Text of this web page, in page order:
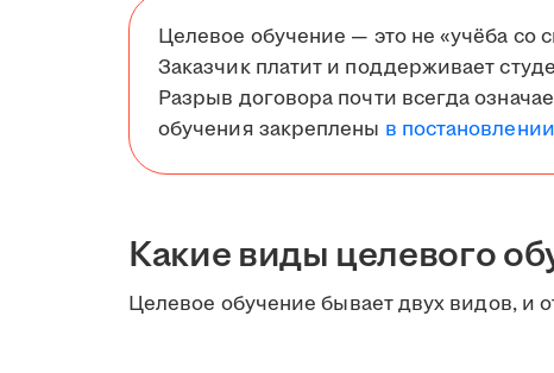
Целевое обучение — это не «учёба со
Заказчик платит и поддерживает
Разрыв договора почти всегда
обучения закреплены в
Какие виды целевого
Целевое обучение бывает двух видов, и